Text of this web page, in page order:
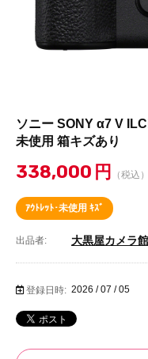
ソニー SONY α7 V
未使用 箱キズあり
338,000 円 （税込）
ｱｳﾄﾚｯﾄ･未使用 ｷｽﾞ
出品者: 大黒屋カメラ
登録日時: 2026 / 07 / 05